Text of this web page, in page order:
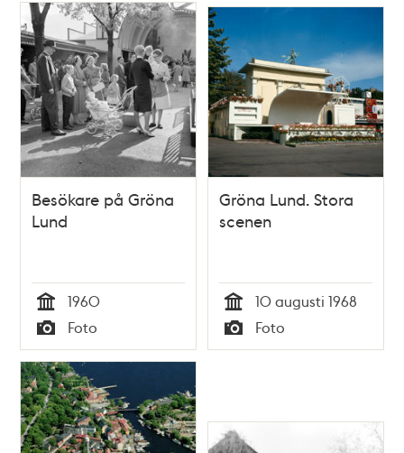
Besökare på Gröna
Lund
Tid
1960
Typ
Foto
Gröna Lund. Stora
scenen
Tid
10 augusti 1968
Typ
Foto